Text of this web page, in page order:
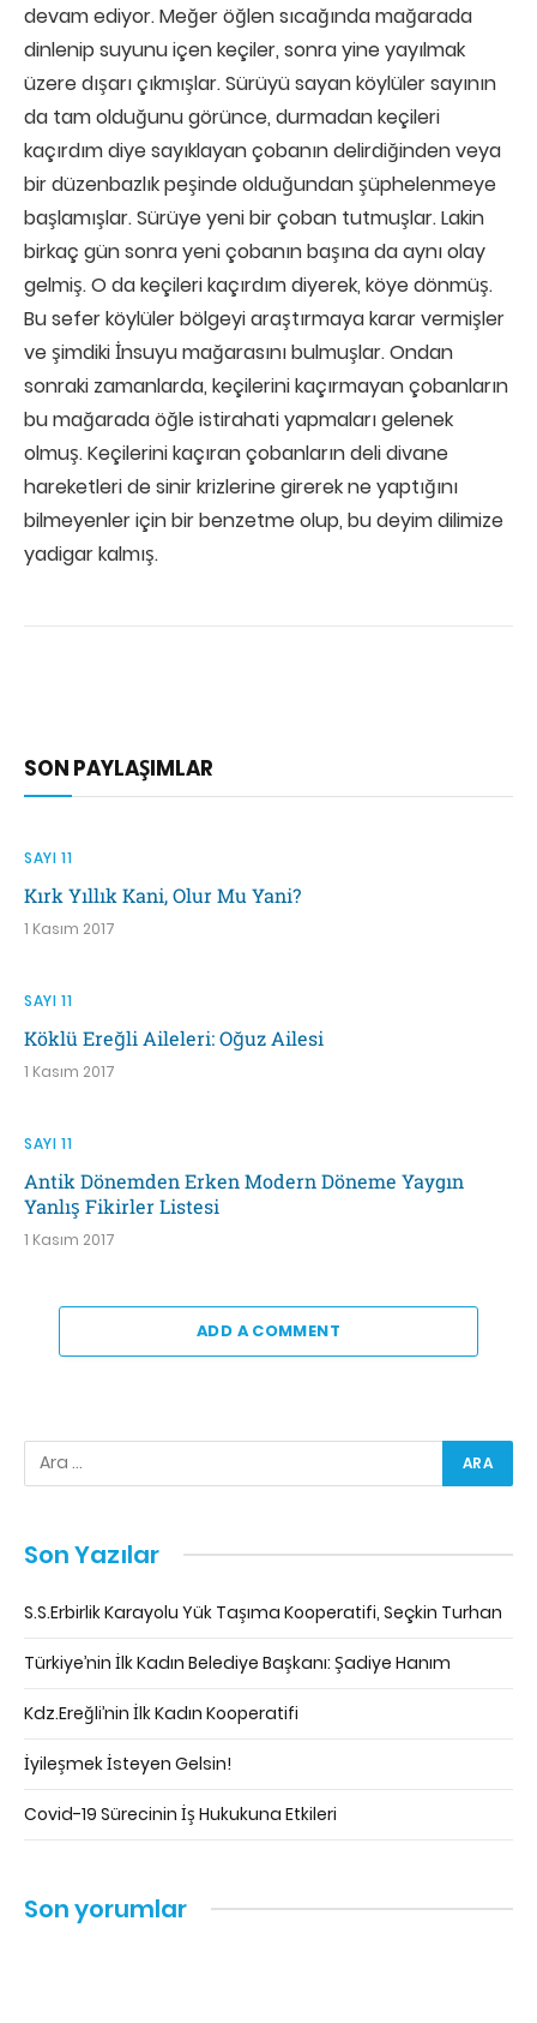
devam ediyor. Meğer öğlen sıcağında mağarada
dinlenip suyunu içen keçiler, sonra yine yayılmak
üzere dışarı çıkmışlar. Sürüyü sayan köylüler sayının
da tam olduğunu görünce, durmadan keçileri
kaçırdım diye sayıklayan çobanın delirdiğinden veya
bir düzenbazlık peşinde olduğundan şüphelenmeye
başlamışlar. Sürüye yeni bir çoban tutmuşlar. Lakin
birkaç gün sonra yeni çobanın başına da aynı olay
gelmiş. O da keçileri kaçırdım diyerek, köye dönmüş.
Bu sefer köylüler bölgeyi araştırmaya karar vermişler
ve şimdiki İnsuyu mağarasını bulmuşlar. Ondan
sonraki zamanlarda, keçilerini kaçırmayan çobanların
bu mağarada öğle istirahati yapmaları gelenek
olmuş. Keçilerini kaçıran çobanların deli divane
hareketleri de sinir krizlerine girerek ne yaptığını
bilmeyenler için bir benzetme olup, bu deyim dilimize
yadigar kalmış.
SON PAYLAŞIMLAR
SAYI 11
Kırk Yıllık Kani, Olur Mu Yani?
1 Kasım 2017
SAYI 11
Köklü Ereğli Aileleri: Oğuz Ailesi
1 Kasım 2017
SAYI 11
Antik Dönemden Erken Modern Döneme Yaygın
Yanlış Fikirler Listesi
1 Kasım 2017
ADD A COMMENT
Son Yazılar
S.S.Erbirlik Karayolu Yük Taşıma Kooperatifi, Seçkin Turhan
Türkiye’nin İlk Kadın Belediye Başkanı: Şadiye Hanım
Kdz.Ereğli’nin İlk Kadın Kooperatifi
İyileşmek İsteyen Gelsin!
Covid-19 Sürecinin İş Hukukuna Etkileri
Son yorumlar